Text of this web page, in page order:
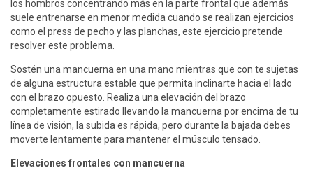
los hombros concentrando más en la parte frontal que además
suele entrenarse en menor medida cuando se realizan ejercicios
como el press de pecho y las planchas, este ejercicio pretende
resolver este problema.
Sostén una mancuerna en una mano mientras que con te sujetas
de alguna estructura estable que permita inclinarte hacia el lado
con el brazo opuesto. Realiza una elevación del brazo
completamente estirado llevando la mancuerna por encima de tu
línea de visión, la subida es rápida, pero durante la bajada debes
moverte lentamente para mantener el músculo tensado.
Elevaciones frontales con mancuerna